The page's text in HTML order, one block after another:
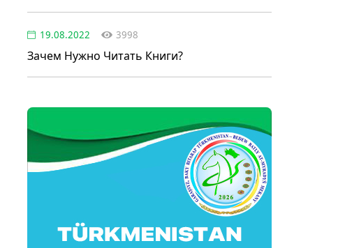
19.08.2022 3998
Зачем Нужно Читать Книги?